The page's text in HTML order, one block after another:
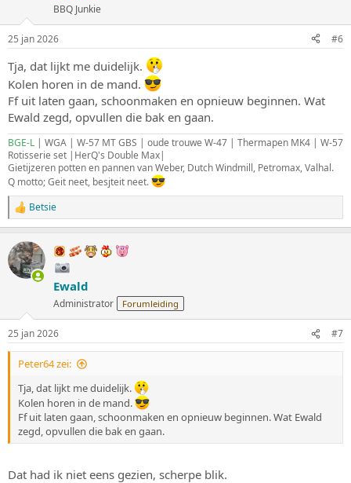
e
:
BBQ Junkie
25 jan 2026 #6
Tja, dat lijkt me duidelijk.
Kolen horen in de mand.
Ff uit laten gaan, schoonmaken en opnieuw beginnen. Wat
Ewald zegd, opvullen die bak en gaan.
BGE-L | WGA | W-57 MT GBS | oude trouwe W-47 | Thermapen MK4 | W-57
Rotisserie set |HerQ's Double Max|
Gietijzeren potten en pannen van Weber, Dutch Windmill, Petromax, Valhal.
Q motto; Geit neet, besjteit neet.
W
a
r
d
e
e
n
Betsie
Ewald
Administrator Forumleiding
25 jan 2026 #7
Peter64 zei:
Tja, dat lijkt me duidelijk.
Kolen horen in de mand.
Ff uit laten gaan, schoonmaken en opnieuw beginnen. Wat Ewald
zegd, opvullen die bak en gaan.
Dat had ik niet eens gezien, scherpe blik.